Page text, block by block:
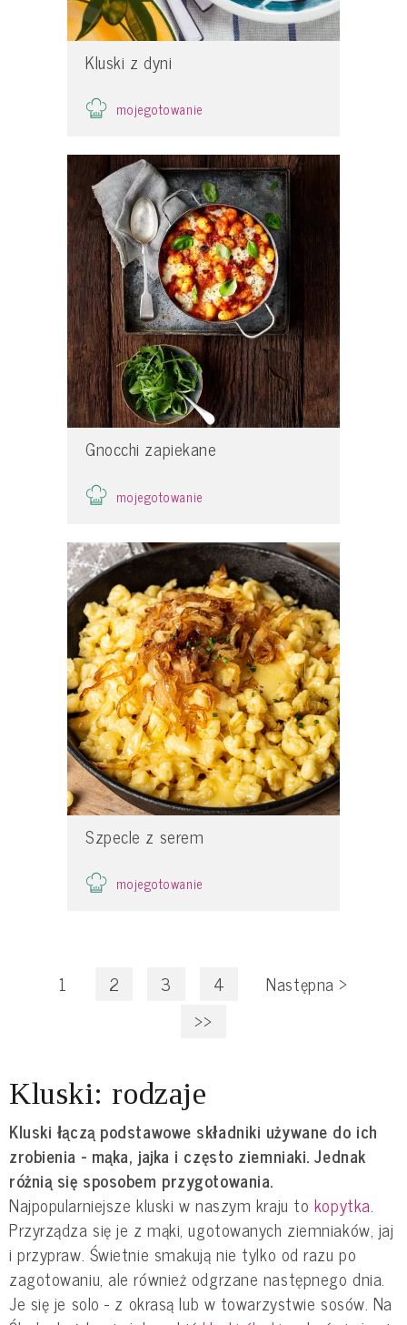
Kluski z dyni
mojegotowanie
Gnocchi zapiekane
mojegotowanie
Szpecle z serem
mojegotowanie
1 2 3 4 Następna>
>>
Kluski: rodzaje
Kluski łączą podstawowe składniki używane do ich
zrobienia - mąka, jajka i często ziemniaki. Jednak
różnią się sposobem przygotowania.
Najpopularniejsze kluski w naszym kraju to kopytka.
Przyrządza się je z mąki, ugotowanych ziemniaków, jaj
i przypraw. Świetnie smakują nie tylko od razu po
zagotowaniu, ale również odgrzane następnego dnia.
Je się je solo - z okrasą lub w towarzystwie sosów. Na